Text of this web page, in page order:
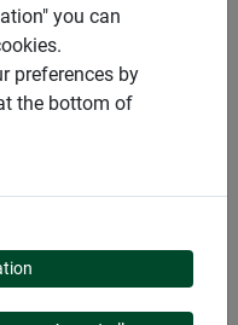
you can
preferences by
the bottom of